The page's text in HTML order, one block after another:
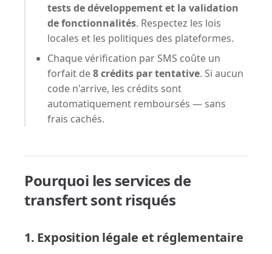
tests de développement et la validation
de fonctionnalités. Respectez les lois
locales et les politiques des plateformes.
Chaque vérification par SMS coûte un
forfait de8 crédits par tentative. Si aucun
code n'arrive, les crédits sont
automatiquement remboursés — sans
frais cachés.
Pourquoi les services de
transfert sont risqués
1. Exposition légale et réglementaire